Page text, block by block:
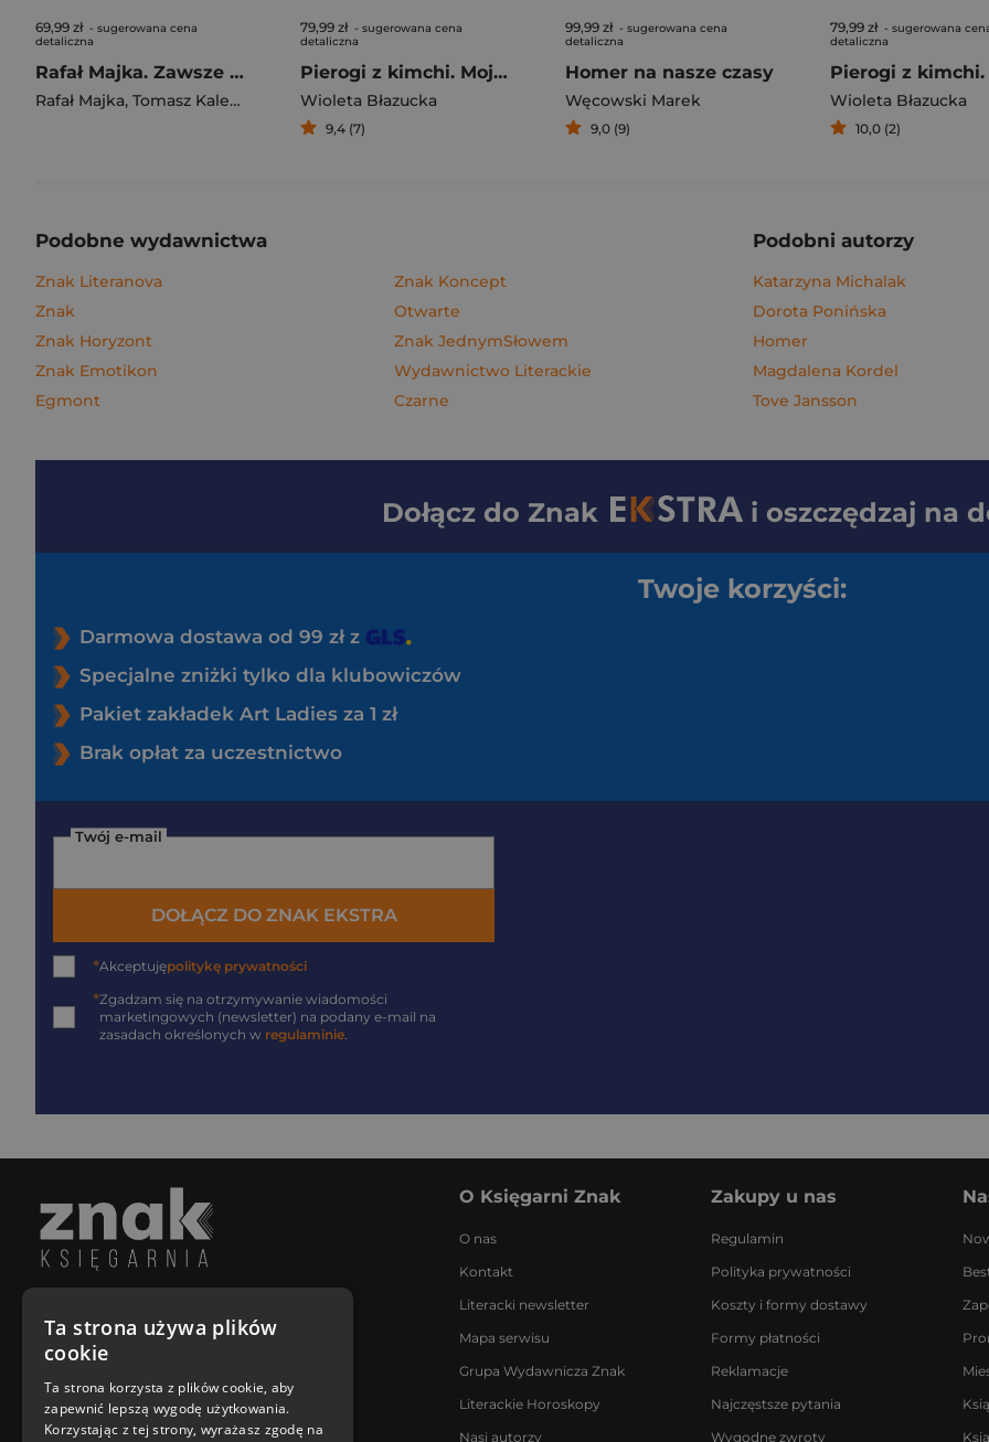
69,99 zł - sugerowana cena
detaliczna
Rafał Majka. Zawsze z przodu. Rozmawia Tomasz Kalemba - książka z autografem
Rafał Majka, Tomasz Kalemba
79,99 zł - sugerowana cena
detaliczna
Pierogi z kimchi. Moje ulubione azjatyckie przepisy
Wioleta Błazucka
9,4 (7)
99,99 zł - sugerowana cena
detaliczna
Homer na nasze czasy
Węcowski Marek
9,0 (9)
79,99 zł - sugerowana
detaliczna
Wioleta Błazucka
10,0 (2)
Podobne wydawnictwa
Znak Literanova
Znak
Znak Horyzont
Znak Emotikon
Egmont
Znak Koncept
Otwarte
Znak JednymSłowem
Wydawnictwo Literackie
Czarne
Podobni autorzy
Katarzyna Michalak
Dorota Ponińska
Homer
Magdalena Kordel
Tove Jansson
Dołącz do Znak i oszczędzaj na
Twoje korzyści:
Darmowa dostawa od 99 zł z
Specjalne zniżki tylko dla klubowiczów
Pakiet zakładek Art Ladies za 1 zł
Brak opłat za uczestnictwo
Twój e-mail
DOŁĄCZ DO ZNAK EKSTRA
*Akceptujępolitykę prywatności
*Zgadzam się na otrzymywanie wiadomości
marketingowych (newsletter) na podany e-mail na
zasadach określonych w regulaminie.
Poniedziałek - Piątek
8:00 - 18:00
[email protected]
Bądź z nami na bieżąco
O Księgarni Znak
O nas
Kontakt
Literacki newsletter
Mapa serwisu
Grupa Wydawnicza Znak
Literackie Horoskopy
Nasi autorzy
Zakupy u nas
Regulamin
Polityka prywatności
Koszty i formy dostawy
Formy płatności
Reklamacje
Najczęstsze pytania
Wygodne zwroty
Ta strona używa plików
cookie
Ta strona korzysta z plików cookie, aby
zapewnić lepszą wygodę użytkowania.
Korzystając z tej strony, wyrażasz zgodę na